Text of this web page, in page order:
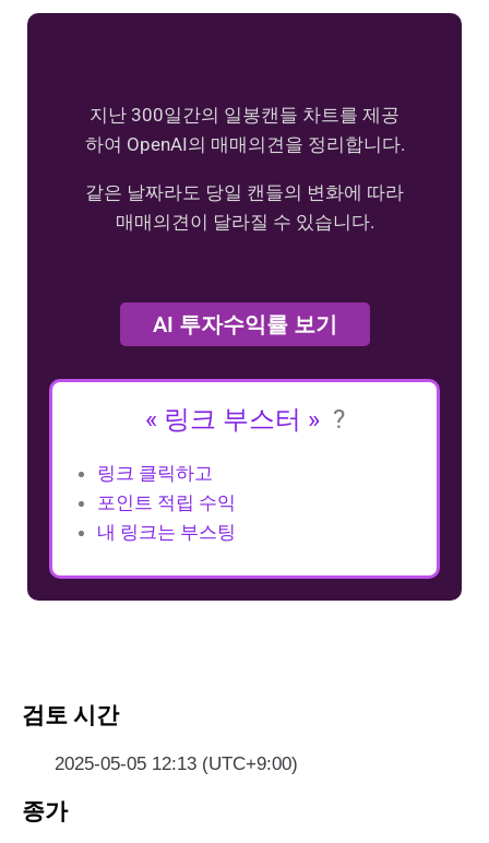
지난 300일간의 일봉캔들 차트를 제공
하여 OpenAI의 매매의견을 정리합니다.
같은 날짜라도 당일 캔들의 변화에 따라
매매의견이 달라질 수 있습니다.
AI 투자수익률 보기
« 링크 부스터 » ?
링크 클릭하고
포인트 적립 수익
내 링크는 부스팅
검토 시간
2025-05-05 12:13 (UTC+9:00)
종가